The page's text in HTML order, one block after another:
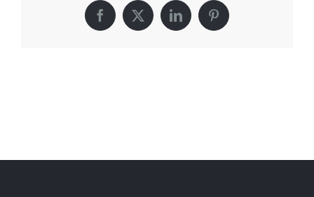
Facebook
X LinkedInPinterest